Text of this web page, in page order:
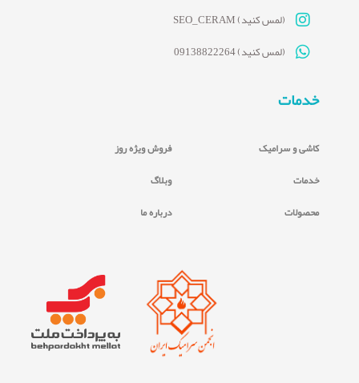
(لمس کنید) SEO_CERAM
(لمس کنید) 09138822264
خدمات
کاشی و سرامیک
خدمات
محصولات
فروش ویژه روز
وبلاگ
درباره ما